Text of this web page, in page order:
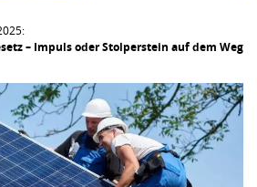
– Impuls oder Stolperstein auf dem Weg